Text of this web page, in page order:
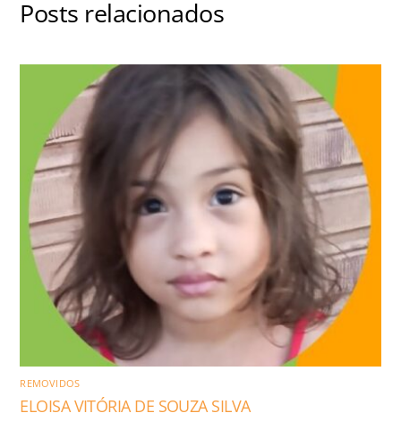
Posts relacionados
REMOVIDOS
ELOISA VITÓRIA DE SOUZA SILVA